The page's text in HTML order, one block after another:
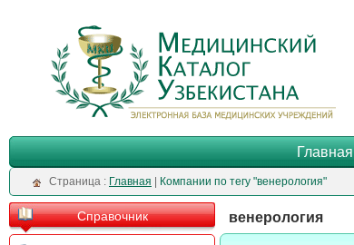
Главная
Cтраница : Главная Компании по тегу "венерология"
Справочник венерология